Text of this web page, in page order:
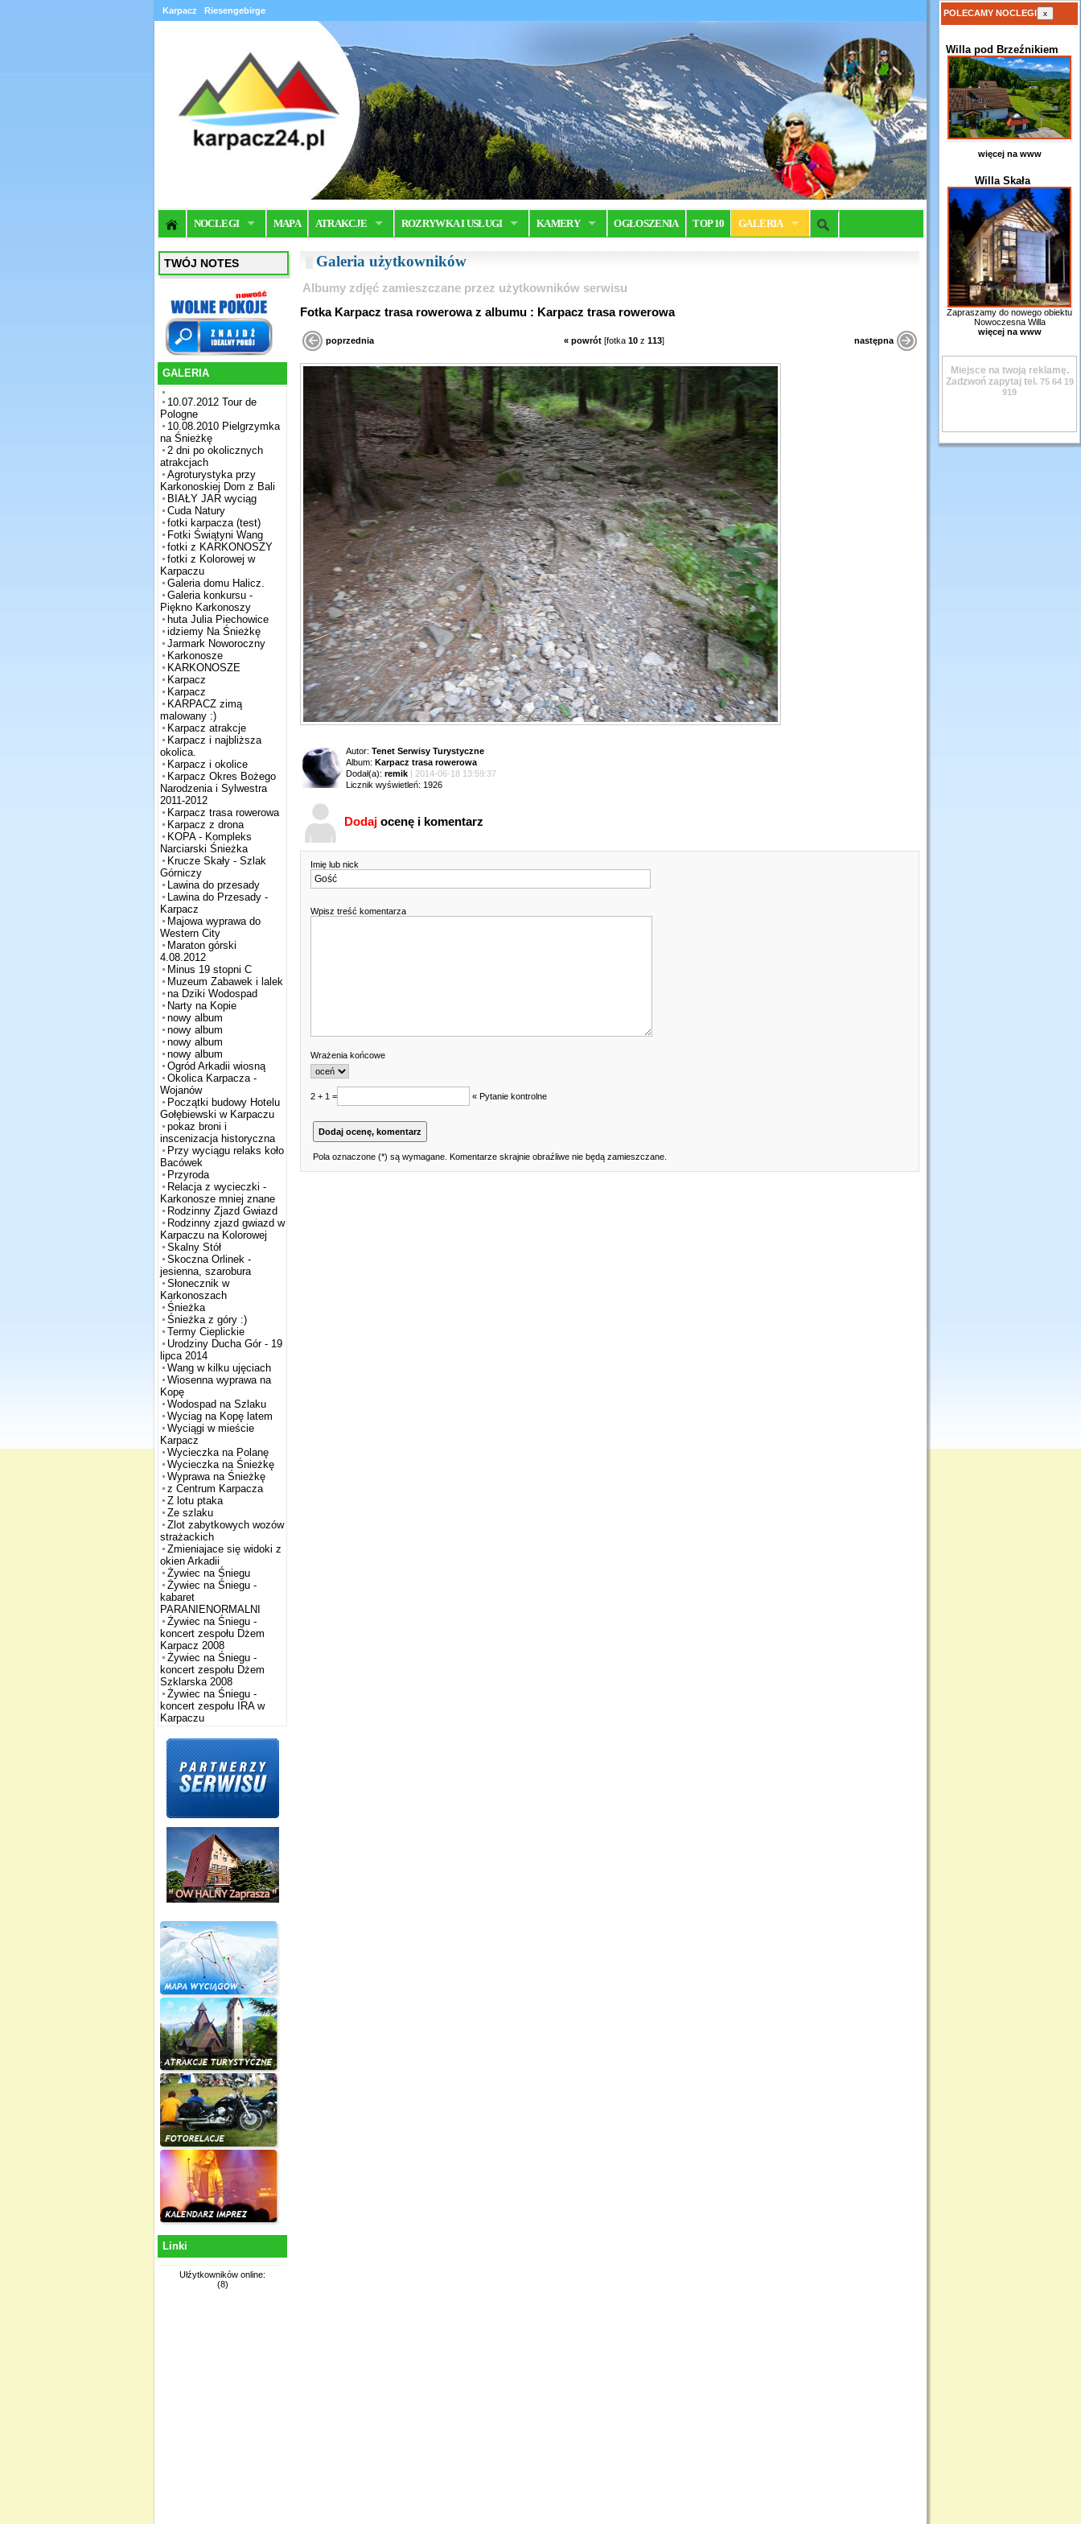
Karpacz Riesengebirge
NOCLEGI MAPA ATRAKCJE ROZRYWKA I USŁUGI KAMERY OGŁOSZENIA TOP 10 GALERIA
TWÓJ NOTES
GALERIA
10.07.2012 Tour de
Pologne
10.08.2010 Pielgrzymka
na Śnieżkę
2 dni po okolicznych
atrakcjach
Agroturystyka przy
Karkonoskiej Dom z Bali
BIAŁY JAR wyciąg
Cuda Natury
fotki karpacza (test)
Fotki Świątyni Wang
fotki z KARKONOSZY
fotki z Kolorowej w
Karpaczu
Galeria domu Halicz.
Galeria konkursu -
Piękno Karkonoszy
huta Julia Piechowice
idziemy Na Śnieżkę
Jarmark Noworoczny
Karkonosze
KARKONOSZE
Karpacz
Karpacz
KARPACZ zimą
malowany :)
Karpacz atrakcje
Karpacz i najbliższa
okolica.
Karpacz i okolice
Karpacz Okres Bożego
Narodzenia i Sylwestra
2011-2012
Karpacz trasa rowerowa
Karpacz z drona
KOPA - Kompleks
Narciarski Śnieżka
Krucze Skały - Szlak
Górniczy
Lawina do przesady
Lawina do Przesady -
Karpacz
Majowa wyprawa do
Western City
Maraton górski
4.08.2012
Minus 19 stopni C
Muzeum Zabawek i lalek
na Dziki Wodospad
Narty na Kopie
nowy album
nowy album
nowy album
nowy album
Ogród Arkadii wiosną
Okolica Karpacza -
Wojanów
Początki budowy Hotelu
Gołębiewski w Karpaczu
pokaz broni i
inscenizacja historyczna
Przy wyciągu relaks koło
Bacówek
Przyroda
Relacja z wycieczki -
Karkonosze mniej znane
Rodzinny Zjazd Gwiazd
Rodzinny zjazd gwiazd w
Karpaczu na Kolorowej
Skalny Stół
Skoczna Orlinek -
jesienna, szarobura
Słonecznik w
Karkonoszach
Śnieżka
Śnieżka z góry :)
Termy Cieplickie
Urodziny Ducha Gór - 19
lipca 2014
Wang w kilku ujęciach
Wiosenna wyprawa na
Kopę
Wodospad na Szlaku
Wyciag na Kopę latem
Wyciągi w mieście
Karpacz
Wycieczka na Polanę
Wycieczka na Śnieżkę
Wyprawa na Śnieżkę
z Centrum Karpacza
Z lotu ptaka
Ze szlaku
Zlot zabytkowych wozów
strażackich
Zmieniajace się widoki z
okien Arkadii
Żywiec na Śniegu
Żywiec na Śniegu -
kabaret
PARANIENORMALNI
Żywiec na Śniegu -
koncert zespołu Dżem
Karpacz 2008
Żywiec na Śniegu -
koncert zespołu Dżem
Szklarska 2008
Żywiec na Śniegu -
koncert zespołu IRA w
Karpaczu
Linki
Ułźytkowników online:
(8)
Galeria użytkowników
Albumy zdjęć zamieszczane przez użytkowników serwisu
Fotka Karpacz trasa rowerowa z albumu : Karpacz trasa rowerowa
poprzednia « powrót [fotka 10 z 113] następna
Autor: Tenet Serwisy Turystyczne
Album: Karpacz trasa rowerowa
Dodał(a): remik | 2014-06-18 13:59:37
Licznik wyświetleń: 1926
Dodaj ocenę i komentarz
Imię lub nick
Wpisz treść komentarza
Wrażenia końcowe
2 + 1 = « Pytanie kontrolne
Pola oznaczone (*) są wymagane. Komentarze skrajnie obraźliwe nie będą zamieszczane.
POLECAMY NOCLEGI x
Willa pod Brzeźnikiem
więcej na www
Willa Skała
Zapraszamy do nowego obiektu
Nowoczesna Willa
więcej na www
Miejsce na twoją reklamę.
Zadzwoń zapytaj tel. 75 64 19
919